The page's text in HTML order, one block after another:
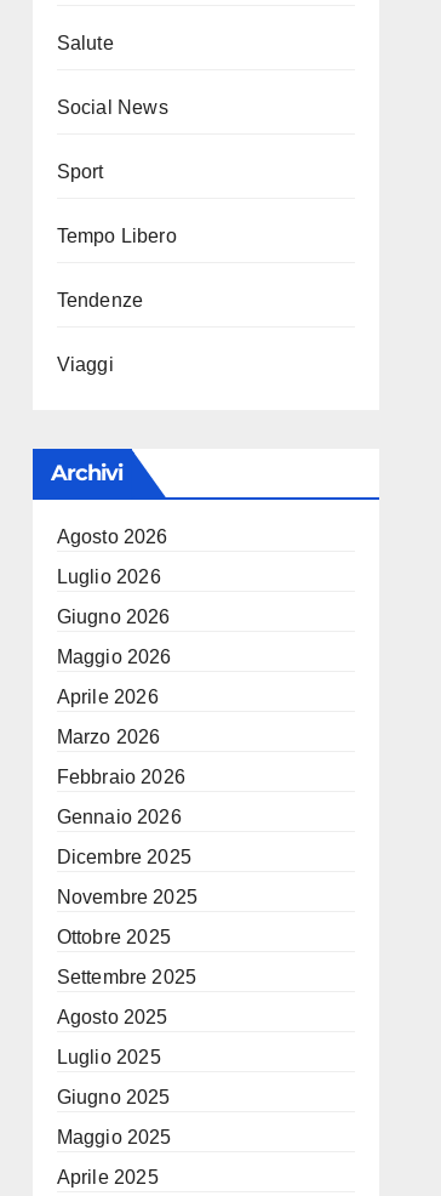
Salute
Social News
Sport
Tempo Libero
Tendenze
Viaggi
Archivi
Agosto 2026
Luglio 2026
Giugno 2026
Maggio 2026
Aprile 2026
Marzo 2026
Febbraio 2026
Gennaio 2026
Dicembre 2025
Novembre 2025
Ottobre 2025
Settembre 2025
Agosto 2025
Luglio 2025
Giugno 2025
Maggio 2025
Aprile 2025